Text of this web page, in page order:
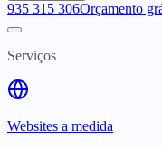
935 315 306Orçamento
Serviços
Websites a medida